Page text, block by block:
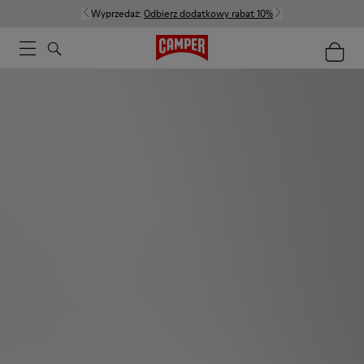
Wyprzedaż: Odbierz dodatkowy rabat 10%